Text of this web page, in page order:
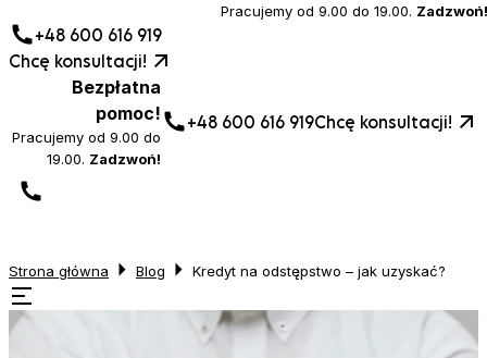
Pracujemy od 9.00 do 19.00. Zadzwoń!
+48 600 616 919
Chcę konsultacji!
Bezpłatna
pomoc!
Pracujemy od 9.00 do
19.00. Zadzwoń!
+48 600 616 919Chcę konsultacji!
Strona główna Blog Kredyt na odstępstwo – jak uzyskać?